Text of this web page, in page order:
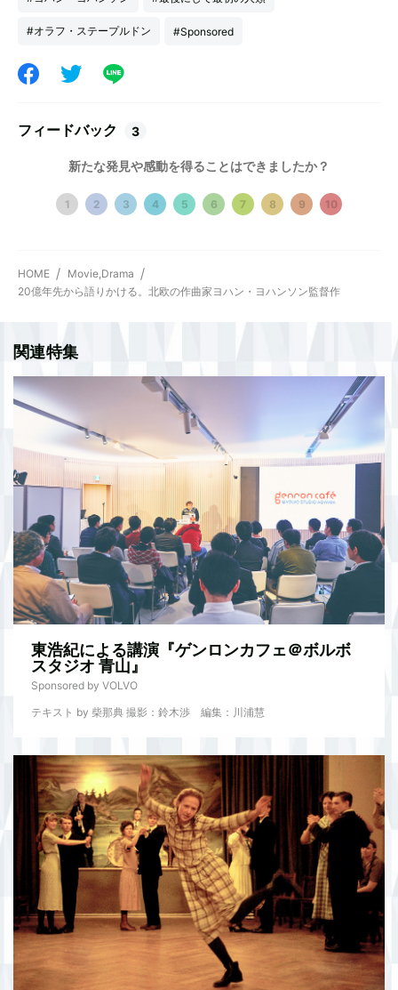
#オラフ・ステープルドン #Sponsored
フィードバック 3
新たな発見や感動を得ることはできましたか？
1 2 3 4 5 6 7 8 9 10
HOME
Movie,Drama
20億年先から語りかける。北欧の作曲家ヨハン・ヨハンソン監督作
関連特集
東浩紀による講演『ゲンロンカフェ＠ボルボ
スタジオ 青山』
Sponsored by VOLVO
テキスト by 柴那典 撮影：鈴木渉 編集：川浦慧